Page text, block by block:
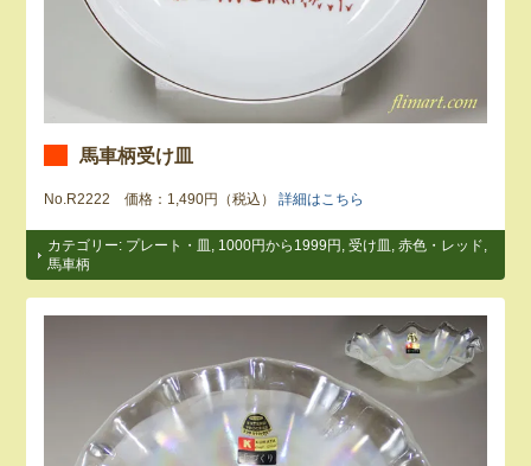
馬車柄受け皿
No.R2222 価格：1,490円（税込）詳細はこちら
カテゴリー: プレート・皿 1000円から1999円 ,受け皿 ,赤色・レッド
馬車柄